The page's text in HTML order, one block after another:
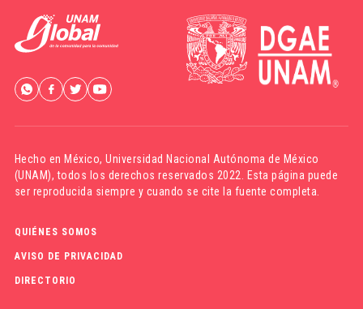
Hecho en México,Universidad Nacional Autónoma de México
(UNAM), todos los derechos reservados 2022. Esta página puede
ser reproducida siempre y cuando se cite la fuente completa.
QUIÉNES SOMOS
AVISO DE PRIVACIDAD
DIRECTORIO